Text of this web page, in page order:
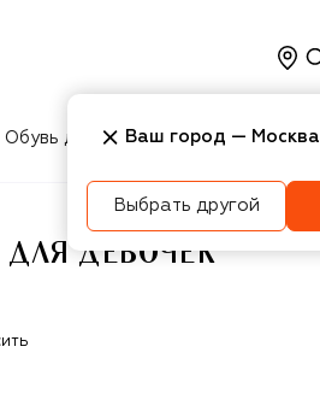
Обувь для мальчиков Игрушки
ДЛЯ ДЕВОЧЕК
Ваш город — Москва
Выбрать другой